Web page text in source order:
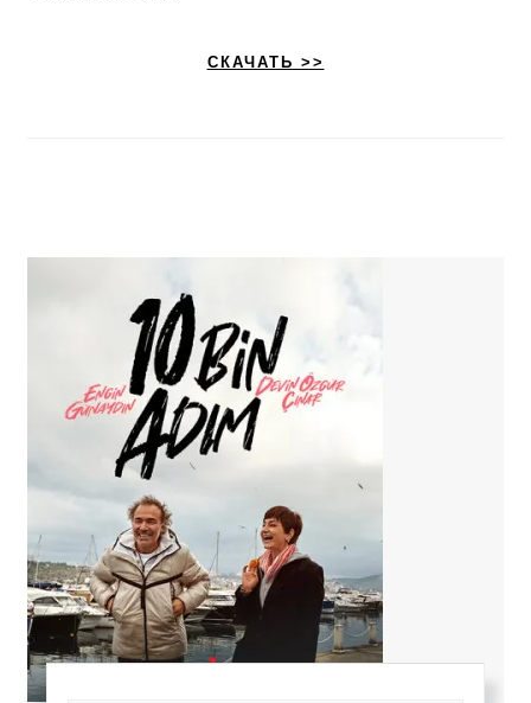
СКАЧАТЬ >>